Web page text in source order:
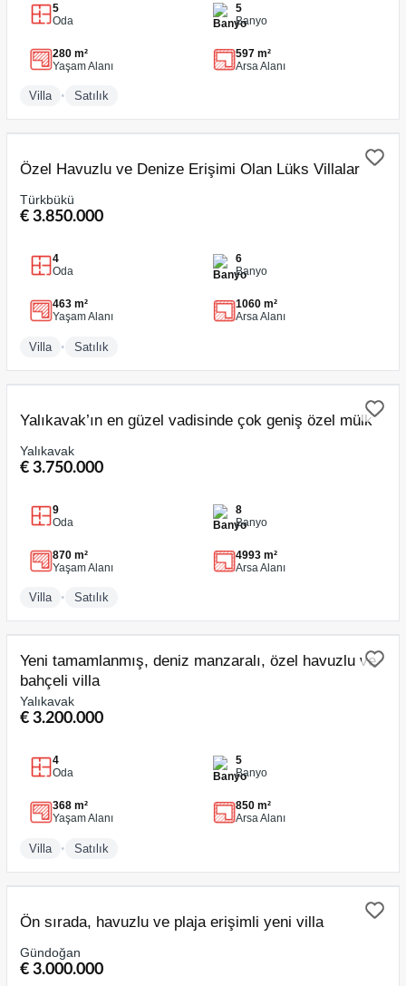
5
Oda
5
Banyo
280 m²
Yaşam Alanı
597 m²
Arsa Alanı
Villa • Satılık
Özel Havuzlu ve Denize Erişimi Olan Lüks Villalar
Türkbükü
€ 3.850.000
4
Oda
6
Banyo
463 m²
Yaşam Alanı
1060 m²
Arsa Alanı
Villa • Satılık
Yalıkavak’ın en güzel vadisinde çok geniş özel mülk
Yalıkavak
€ 3.750.000
9
Oda
8
Banyo
870 m²
Yaşam Alanı
4993 m²
Arsa Alanı
Villa • Satılık
SATILIK
Yeni tamamlanmış, deniz manzaralı, özel havuzlu ve
bahçeli villa
Yalıkavak
€ 3.200.000
4
Oda
5
Banyo
368 m²
Yaşam Alanı
850 m²
Arsa Alanı
Villa • Satılık
Ön sırada, havuzlu ve plaja erişimli yeni villa
Gündoğan
€ 3.000.000